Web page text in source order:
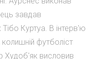
завдав
Куртуа. В інтерв'ю
футболіст
Худоб'як висловив